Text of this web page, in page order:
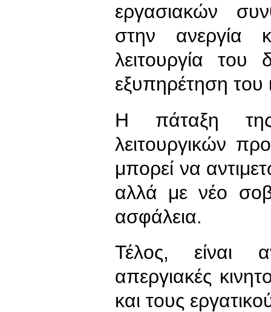
εργασιακών
στην ανεργία
λειτουργία του
εξυπηρέτηση του
Η πάταξη της
λειτουργικών
μπορεί να
αλλά με νέο
ασφάλεια.
Τέλος, είναι
απεργιακές
και τους